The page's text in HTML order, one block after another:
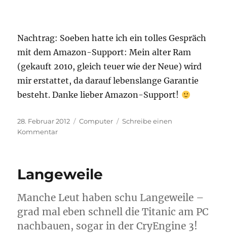
Nachtrag: Soeben hatte ich ein tolles Gespräch
mit dem Amazon-Support: Mein alter Ram
(gekauft 2010, gleich teuer wie der Neue) wird
mir erstattet, da darauf lebenslange Garantie
besteht. Danke lieber Amazon-Support!
Veröffentlicht
am
28. Februar 2012 Kategorien
Computer
Schreibe einen
Kommentarzu
der
Langeweile
Manche Leut haben schu Langeweile –
grad mal eben schnell die Titanic am PC
nachbauen, sogar in der CryEngine 3!